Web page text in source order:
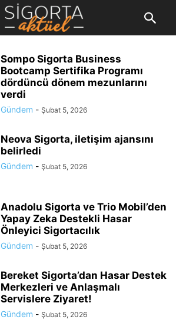
Sompo Sigorta Business
Bootcamp Sertifika Programı
dördüncü dönem mezunlarını
verdi
Gündem - Şubat 5, 2026
Neova Sigorta, iletişim ajansını
belirledi
Gündem - Şubat 5, 2026
Anadolu Sigorta ve Trio Mobil’den
Yapay Zeka Destekli Hasar
Önleyici Sigortacılık
Gündem - Şubat 5, 2026
Bereket Sigorta’dan Hasar Destek
Merkezleri ve Anlaşmalı
Servislere Ziyaret!
Gündem - Şubat 5, 2026